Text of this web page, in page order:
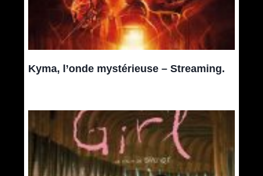
Kyma, l’onde mystérieuse – Streaming.